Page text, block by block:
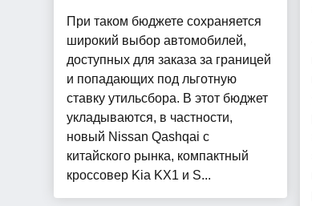
При таком бюджете сохраняется
широкий выбор автомобилей,
доступных для заказа за границей
и попадающих под льготную
ставку утильсбора. В этот бюджет
укладываются, в частности,
новый Nissan Qashqai с
китайского рынка, компактный
кросcовер Kia KX1 и S...